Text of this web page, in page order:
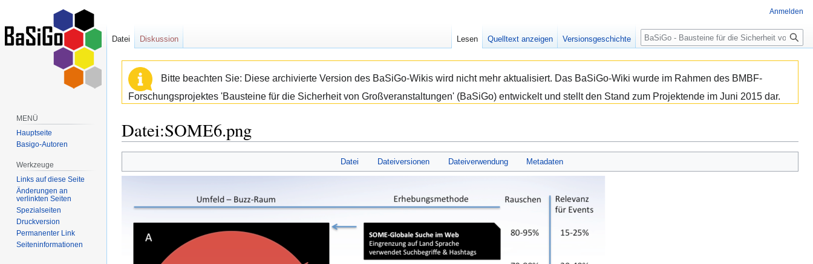
Bitte beachten Sie: Diese archivierte Version des BaSiGo-Wikis wird nicht mehr aktualisiert. Das BaSiGo-Wiki wurde im Rahmen des BMBF-
Forschungsprojektes 'Bausteine für die Sicherheit von Großveranstaltungen' (BaSiGo) entwickelt und stellt den Stand zum Projektende im Juni 2015 dar.
Datei:SOME6.png
Navigation
Suche
Datei Dateiversionen Dateiverwendung Metadaten
Anmelden
Datei Diskussion Lesen Quelltext anzeigen Versionsgeschichte
Suche
MENÜ
Hauptseite
Basigo-Autoren
Werkzeuge
Links auf diese Seite
Änderungen an
verlinkten Seiten
Spezialseiten
Druckversion
Permanenter Link
Seiten­informationen